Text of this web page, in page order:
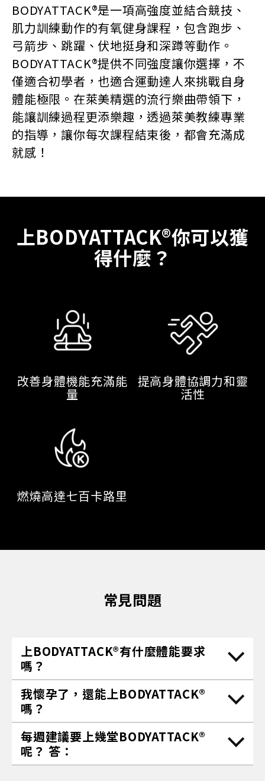
BODYATTACK®是一項高強度並結合競技、
肌力訓練動作的有氧健身課程，包含跑步、
弓箭步、跳躍、伏地挺身和深蹲等動作。
BODYATTACK®提供不同強度讓你選擇，不
僅適合初學者，也適合運動達人來挑戰自身
體能極限。在萊美精選的流行樂曲帶領下，
能讓訓練過程更添樂趣，透過萊美教練專業
的指導，讓你每次課程結束後，都會充滿成
就感！
上BODYATTACK®你可以獲
得什麼？
改善身體機能充滿能
量
提高身體協調力和靈
活性
燃燒高達七百卡路里
常見問題
上BODYATTACK®有什麼體能要求
嗎？
我懷孕了，還能上BODYATTACK®
嗎？
每週建議要上幾堂BODYATTACK®
呢？ 答：